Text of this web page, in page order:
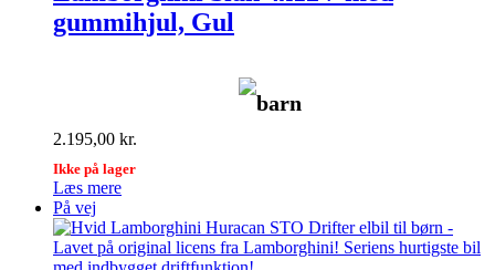
gummihjul, Gul
barn
2.195,00 kr.
Ikke på lager
Læs mere
På vej